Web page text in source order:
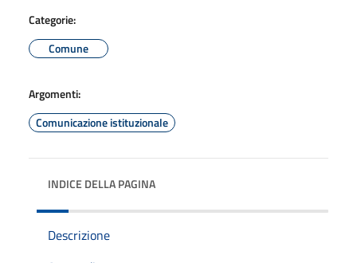
Categorie:
Comune
Argomenti:
Comunicazione istituzionale
INDICE DELLA PAGINA
Descrizione